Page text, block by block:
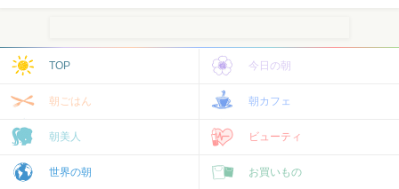
TOP 今日の朝
朝ごはん 朝カフェ
朝美人 ビューティ
世界の朝 お買いもの